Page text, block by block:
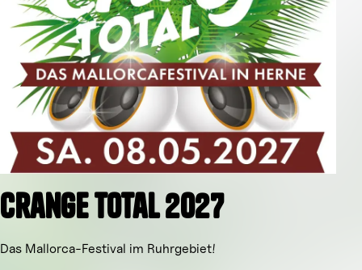
Crange Total 2027
Das Mallorca-Festival im Ruhrgebiet!